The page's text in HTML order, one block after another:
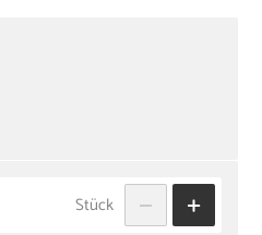
Stück